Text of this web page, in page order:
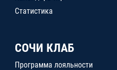
Статистика
СОЧИ КЛАБ
Программа лояльности